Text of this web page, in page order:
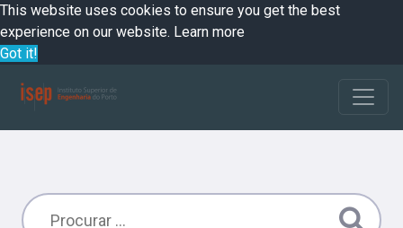
This website uses cookies to ensure you get the best
experience on our website. Learn more
Got it!